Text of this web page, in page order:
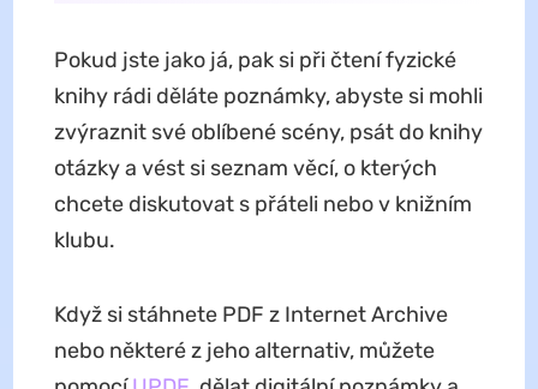
Pokud jste jako já, pak si při čtení fyzické
knihy rádi děláte poznámky, abyste si mohli
zvýraznit své oblíbené scény, psát do knihy
otázky a vést si seznam věcí, o kterých
chcete diskutovat s přáteli nebo v knižním
klubu.
Když si stáhnete PDF z Internet Archive
nebo některé z jeho alternativ, můžete